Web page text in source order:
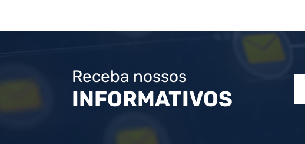
Receba nossos
INFORMATIVOS